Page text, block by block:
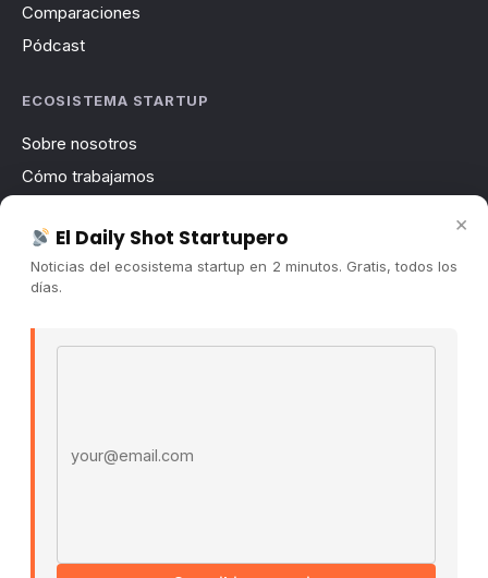
Comparaciones
Pódcast
ECOSISTEMA STARTUP
Sobre nosotros
Cómo trabajamos
Contacto
Publicidad
Es La Hora de Aprender ↗
×
El Daily Shot Startupero
Noticias del ecosistema startup en 2 minutos. Gratis, todos los
días.